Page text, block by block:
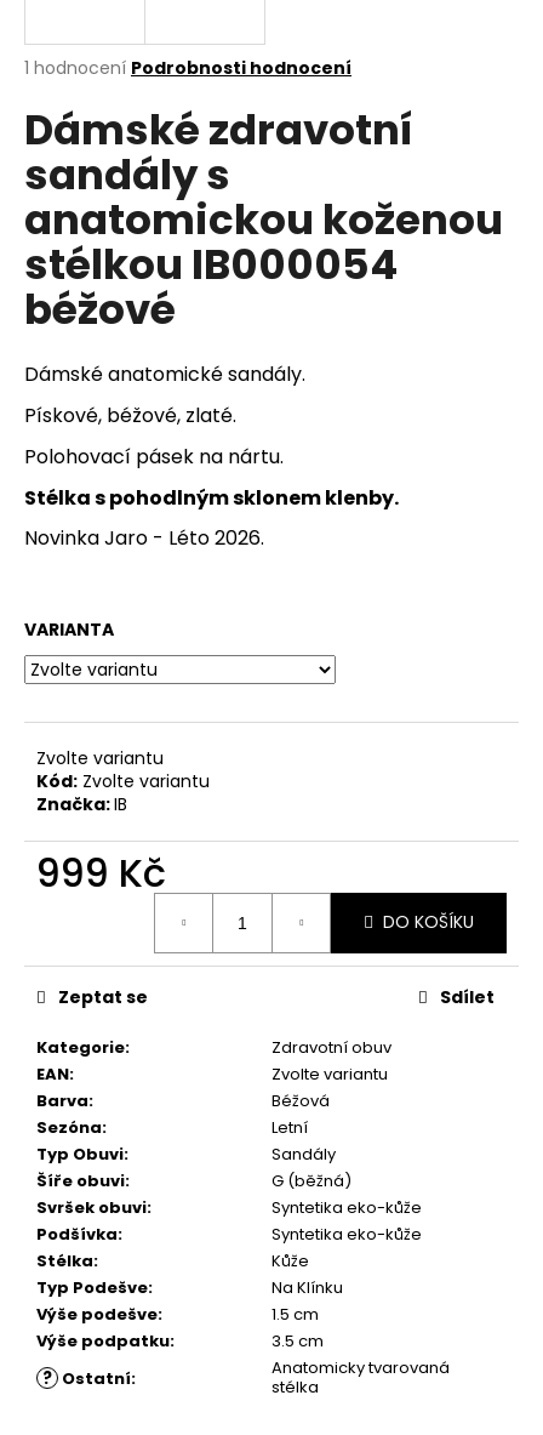
Průměrné
produktu
je
z
5
hvězdiček.
1 hodnocení Podrobnosti hodnocení
Dámské zdravotní
sandály s
anatomickou koženou
stélkou IB000054
béžové
Dámské anatomické sandály.
Pískové, béžové, zlaté.
Polohovací pásek na nártu.
Stélka s pohodlným sklonem klenby.
Novinka Jaro - Léto 2026.
VARIANTA
Zvolte variantu
Kód: Zvolte variantu
Značka:IB
999 Kč
DO KOŠÍKU
Kategorie:
Zdravotní obuv
EAN:
Zvolte variantu
Barva:
Béžová
Sezóna:
Letní
Typ Obuvi:
Sandály
Šíře obuvi:
G (běžná)
Svršek obuvi:
Syntetika eko-kůže
Podšívka:
Syntetika eko-kůže
Stélka:
Kůže
Typ Podešve:
Na Klínku
Výše podešve:
1.5 cm
Výše podpatku: 3.5 cm
? Ostatní:
Anatomicky tvarovaná
stélka
Zeptat se Sdílet
j
t
?
HLEDAT
D
o
o
r
č
e
m
e
DÁMSKÉ
SANDÁLY
NA
PODPATKU
TAMARIS
28295-
20
990
Kč
Původně:
299
Kč